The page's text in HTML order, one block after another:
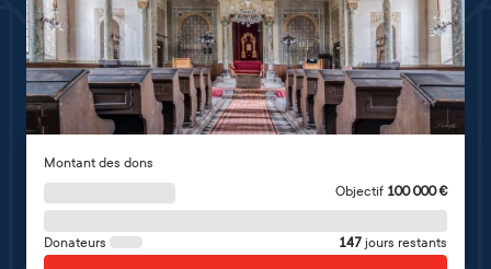
Montant des dons
Objectif 100 000€
Donateurs 147 jours restants